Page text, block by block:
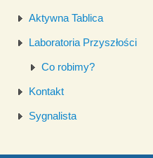
Aktywna Tablica
Laboratoria Przyszłości
Co robimy?
Kontakt
Sygnalista